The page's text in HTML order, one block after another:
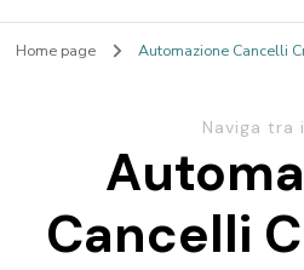
Home page Automazione Cancelli
Naviga tra
Cancelli